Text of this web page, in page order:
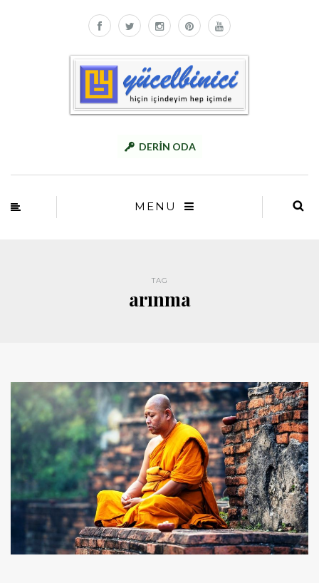
DERİN ODA
MENU
TAG
arınma